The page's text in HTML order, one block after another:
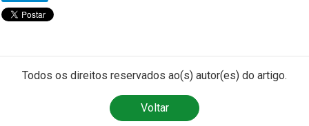
Todos os direitos reservados ao(s) autor(es) do artigo.
Voltar